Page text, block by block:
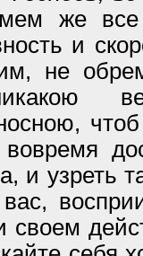
же
и
не
и узреть
своем